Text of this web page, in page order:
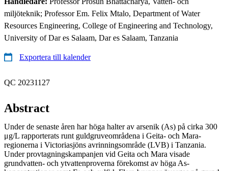
miljöteknik; Professor Em. Felix Mtalo, Department of Water
Resources Engineering, College of Engineering and Technology,
University of Dar es Salaam, Dar es Salaam, Tanzania
Exportera till kalender
QC 20231127
Abstract
Under de senaste åren har höga halter av arsenik (As) på cirka 300
μg/L rapporterats runt guldgruveområdena i Geita- och Mara-
regionerna i Victoriasjöns avrinningsområde (LVB) i Tanzania.
Under provtagningskampanjen vid Geita och Mara visade
grundvatten- och ytvattenproverna förekomst av höga As-